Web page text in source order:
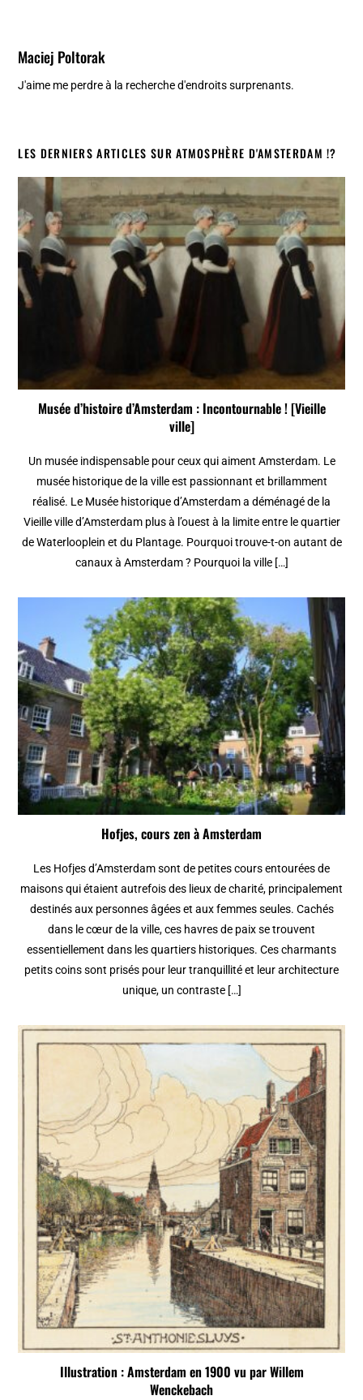
Maciej Poltorak
J'aime me perdre à la recherche d'endroits surprenants.
LES DERNIERS ARTICLES SUR ATMOSPHÈRE D'AMSTERDAM !?
Musée d’histoire d’Amsterdam : Incontournable ! [Vieille
ville]
Un musée indispensable pour ceux qui aiment Amsterdam. Le
musée historique de la ville est passionnant et brillamment
réalisé. Le Musée historique d’Amsterdam a déménagé de la
Vieille ville d’Amsterdam plus à l’ouest à la limite entre le quartier
de Waterlooplein et du Plantage. Pourquoi trouve-t-on autant de
canaux à Amsterdam ? Pourquoi la ville […]
Hofjes, cours zen à Amsterdam
Les Hofjes d’Amsterdam sont de petites cours entourées de
maisons qui étaient autrefois des lieux de charité, principalement
destinés aux personnes âgées et aux femmes seules. Cachés
dans le cœur de la ville, ces havres de paix se trouvent
essentiellement dans les quartiers historiques. Ces charmants
petits coins sont prisés pour leur tranquillité et leur architecture
unique, un contraste […]
Illustration : Amsterdam en 1900 vu par Willem
Wenckebach